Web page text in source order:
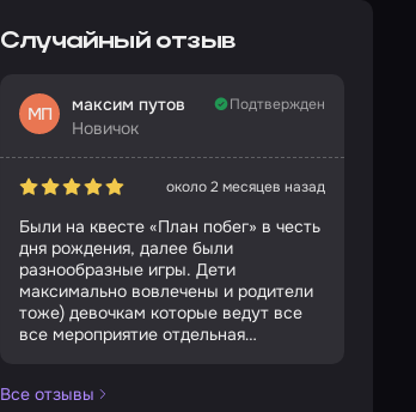
Случайный отзыв
МП
максим путов
Новичок
Подтвержден
около 2 месяцев назад
Были на квесте «План побег» в честь
дня рождения, далее были
разнообразные игры. Дети
максимально вовлечены и родители
тоже) девочкам которые ведут все
все мероприятие отдельная
восторге и конечно же придем еще
Все отзывы